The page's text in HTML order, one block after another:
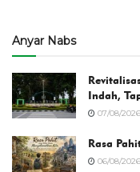
Anyar Nabs
Indah,
07/08/2026
Rasa
06/08/2026